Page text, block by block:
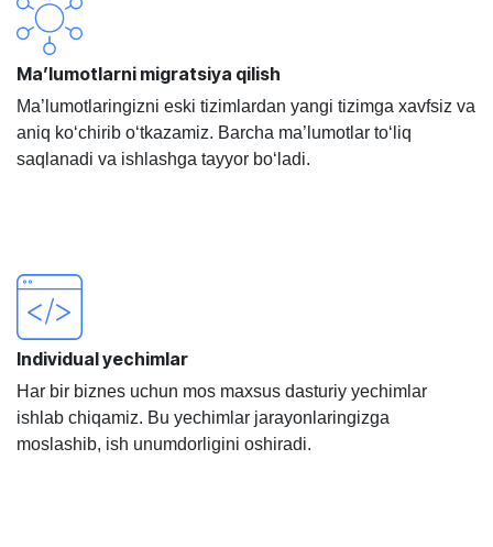
Ma’lumotlarni migratsiya qilish
Ma’lumotlaringizni eski tizimlardan yangi tizimga xavfsiz va
aniq ko‘chirib o‘tkazamiz. Barcha ma’lumotlar to‘liq
saqlanadi va ishlashga tayyor bo‘ladi.
Individual yechimlar
Har bir biznes uchun mos maxsus dasturiy yechimlar
ishlab chiqamiz. Bu yechimlar jarayonlaringizga
moslashib, ish unumdorligini oshiradi.